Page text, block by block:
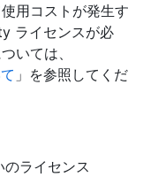
用コストが発生す
ライセンスが必
いては、
」を参照してくだ
ライセンス